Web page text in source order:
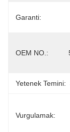
Garanti:
OEM NO.:
Yetenek Temini:
Vurgulamak: